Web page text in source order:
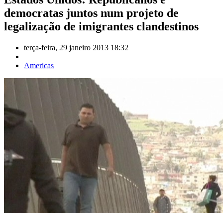
democratas juntos num projeto de
legalização de imigrantes clandestinos
terça-feira, 29 janeiro 2013 18:32
Americas